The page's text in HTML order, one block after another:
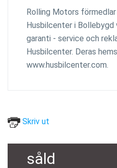
Rolling Motors
Husbilcenter i
garanti - service och
Husbilcenter. Deras
www.husbilcenter.com.
Skriv ut
såld